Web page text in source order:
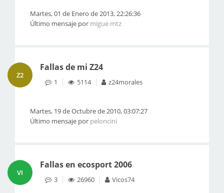
Martes, 01 de Enero de 2013, 22:26:36
Último mensaje por migue mtz
Z2
Fallas de mi Z24
1 5114 z24morales
Martes, 19 de Octubre de 2010, 03:07:27
Último mensaje por peloncini
VI
Fallas en ecosport 2006
3 26960 Vicos74